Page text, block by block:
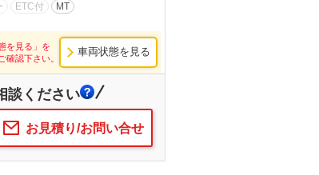
ETC付 MT
を見る」を
確認下さい。
車両状態を見る
談ください
お見積り/お問い合せ